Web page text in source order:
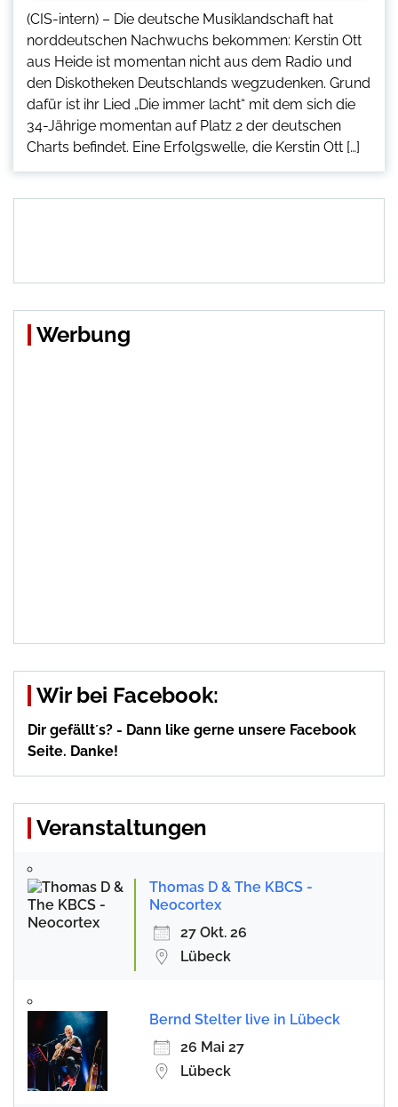
(CIS-intern) – Die deutsche Musiklandschaft hat
norddeutschen Nachwuchs bekommen: Kerstin Ott
aus Heide ist momentan nicht aus dem Radio und
den Diskotheken Deutschlands wegzudenken. Grund
dafür ist ihr Lied „Die immer lacht“ mit dem sich die
34-Jährige momentan auf Platz 2 der deutschen
Charts befindet. Eine Erfolgswelle, die Kerstin Ott […]
Werbung
Wir bei Facebook:
Dir gefällt´s? - Dann like gerne unsere Facebook
Seite. Danke!
Veranstaltungen
Thomas D & The KBCS -
Neocortex
27 Okt. 26
Lübeck
Bernd Stelter live in Lübeck
26 Mai 27
Lübeck